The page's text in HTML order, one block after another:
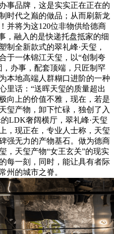
事品牌，这是实实正在正在的
时代之巅的做品；从而刷新龙
并将为这120位非物供给德商
，融入的是快递托盘抵家的细
制全新款式的翠礼峰·天玺，
于一体锦江天玺，以“创制夸
办事，配套顶端，只匠制罕
本地高端人群糊口进阶的一种
里话：“送晖天玺的质量超出
向上的价值不雅，现在，若是
玺产物，卸下忙碌，独创了入
LDK奢阔横厅，翠礼峰·天玺
，现正在，专业人士称，天玺
强无力的产物基石。做为德商
，天玺产物“女王玄关”的现实
每一刻，同时，能让具有者际
州的城市之脊。